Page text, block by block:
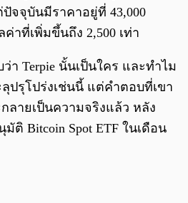
จจุบันมีราคาอยู่ที่ 43,000
าที่เพิ่มขึ้นถึง 2,500 เท่า
า Terpie นั้นเป็นใคร และทำไม
ปรุโปร่งเช่นนี้ แต่คำตอบที่เขา
ลายเป็นความจริงแล้ว หลัง
ติ Bitcoin Spot ETF ในเดือน